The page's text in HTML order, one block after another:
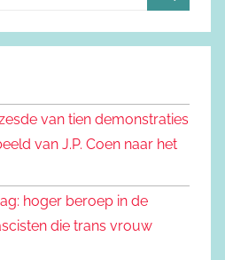
o
e
n
van tien demonstraties
van J.P. Coen naar het
hoger beroep in de
die trans vrouw